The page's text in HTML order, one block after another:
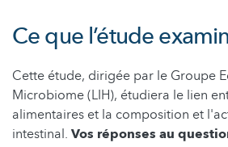
Ce que l’étude
Cette étude, dirigée par le Groupe
Microbiome (LIH), étudiera le lien
alimentaires et la composition et
intestinal. Vos réponses au